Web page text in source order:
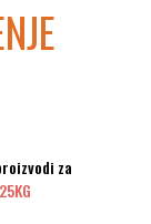
za